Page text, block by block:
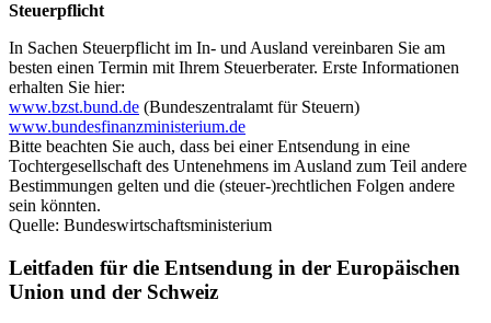
Steuerpflicht
In Sachen Steuerpflicht im In- und Ausland vereinbaren Sie am
besten einen Termin mit Ihrem Steuerberater. Erste Informationen
erhalten Sie hier:
www.bzst.bund.de (Bundeszentralamt für Steuern)
www.bundesfinanzministerium.de
Bitte beachten Sie auch, dass bei einer Entsendung in eine
Tochtergesellschaft des Untenehmens im Ausland zum Teil andere
Bestimmungen gelten und die (steuer-)rechtlichen Folgen andere
sein könnten.
Quelle: Bundeswirtschaftsministerium
Leit­faden für die Ent­sendung in der Europäischen
Union und der Schweiz